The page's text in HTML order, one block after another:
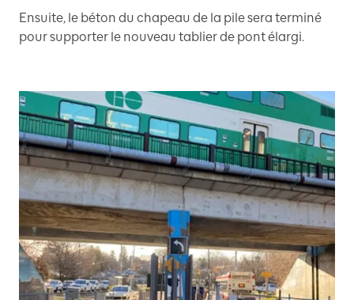
Ensuite, le béton du chapeau de la pile sera terminé
pour supporter le nouveau tablier de pont élargi.